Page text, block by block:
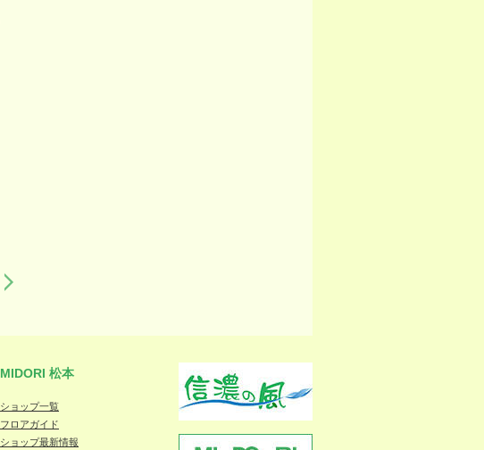
MIDORI 松本
ショップ一覧
フロアガイド
ショップ最新情報